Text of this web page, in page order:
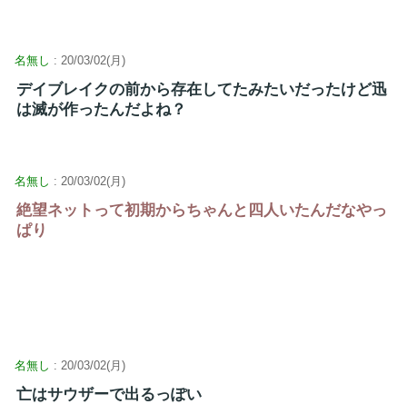
名無し : 20/03/02(月)
デイブレイクの前から存在してたみたいだったけど迅
は滅が作ったんだよね？
名無し : 20/03/02(月)
絶望ネットって初期からちゃんと四人いたんだなやっ
ぱり
名無し : 20/03/02(月)
亡はサウザーで出るっぽい